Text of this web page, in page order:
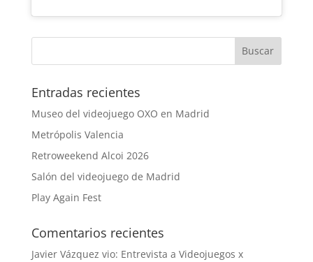
Entradas recientes
Museo del videojuego OXO en Madrid
Metrópolis Valencia
Retroweekend Alcoi 2026
Salón del videojuego de Madrid
Play Again Fest
Comentarios recientes
Javier Vázquez vio: Entrevista a Videojuegos x